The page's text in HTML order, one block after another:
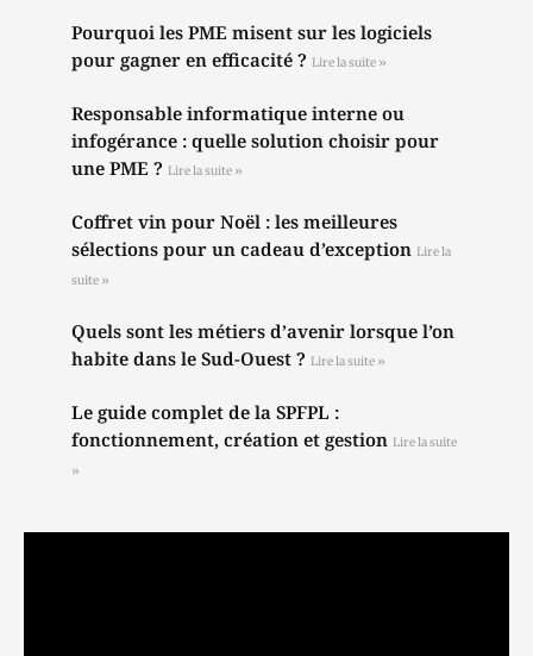
Pourquoi les PME misent sur les logiciels
pour gagner en efficacité ? Lire la suite »
Responsable informatique interne ou
infogérance : quelle solution choisir pour
une PME ? Lire la suite »
Coffret vin pour Noël : les meilleures
sélections pour un cadeau d’exception Lire la
suite »
Quels sont les métiers d’avenir lorsque l’on
habite dans le Sud-Ouest ? Lire la suite »
Le guide complet de la SPFPL :
fonctionnement, création et gestion Lire la suite
»